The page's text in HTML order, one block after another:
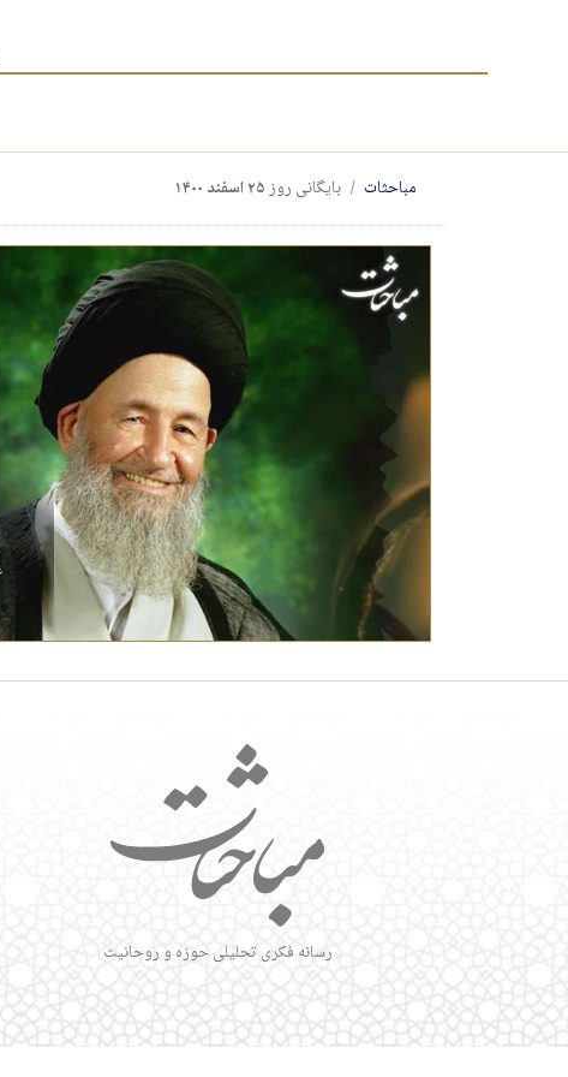
مباحثات بایگانی روز۲۵ اسفند ۱۴۰۰
رسانه فکری تحلیلی حوزه و روحانیت